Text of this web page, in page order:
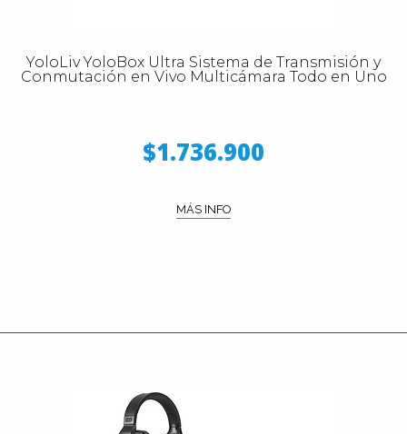
YoloLiv YoloBox Ultra Sistema de Transmisión y
Conmutación en Vivo Multicámara Todo en Uno
$1.736.900
MÁS INFO